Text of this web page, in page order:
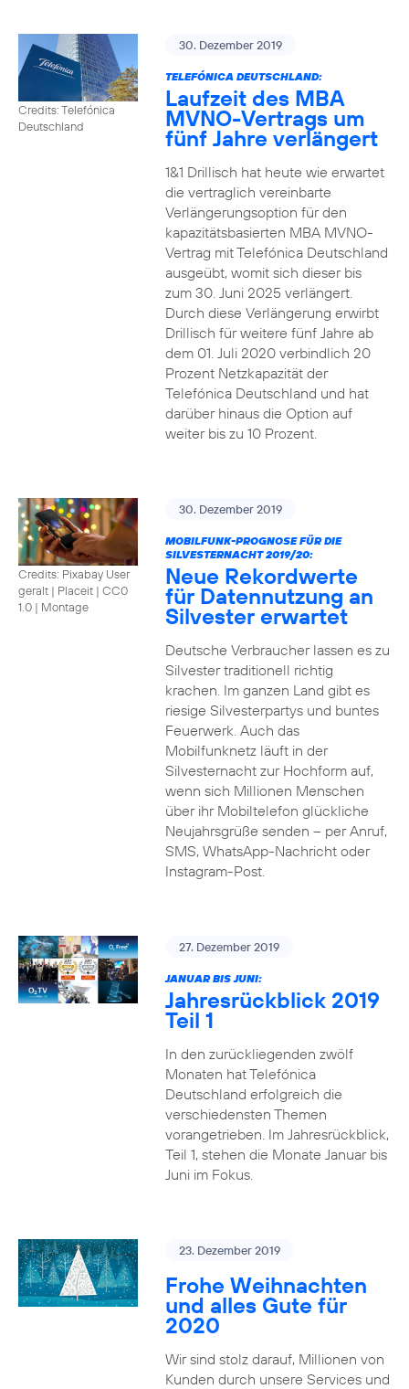
Credits: Telefónica
Deutschland
30. Dezember 2019
TELEFÓNICA DEUTSCHLAND:
Laufzeit des MBA
MVNO-Vertrags um
fünf Jahre verlängert
1&1 Drillisch hat heute wie erwartet
die vertraglich vereinbarte
Verlängerungsoption für den
kapazitätsbasierten MBA MVNO-
Vertrag mit Telefónica Deutschland
ausgeübt, womit sich dieser bis
zum 30. Juni 2025 verlängert.
Durch diese Verlängerung erwirbt
Drillisch für weitere fünf Jahre ab
dem 01. Juli 2020 verbindlich 20
Prozent Netzkapazität der
Telefónica Deutschland und hat
darüber hinaus die Option auf
weiter bis zu 10 Prozent.
Credits: Pixabay User
geralt | Placeit | CC0
1.0 | Montage
30. Dezember 2019
MOBILFUNK-PROGNOSE FÜR DIE
SILVESTERNACHT 2019/20:
Neue Rekordwerte
für Datennutzung an
Silvester erwartet
Deutsche Verbraucher lassen es zu
Silvester traditionell richtig
krachen. Im ganzen Land gibt es
riesige Silvesterpartys und buntes
Feuerwerk. Auch das
Mobilfunknetz läuft in der
Silvesternacht zur Hochform auf,
wenn sich Millionen Menschen
über ihr Mobiltelefon glückliche
Neujahrsgrüße senden – per Anruf,
SMS, WhatsApp-Nachricht oder
Instagram-Post.
27. Dezember 2019
JANUAR BIS JUNI:
Jahresrückblick 2019
Teil 1
In den zurückliegenden zwölf
Monaten hat Telefónica
Deutschland erfolgreich die
verschiedensten Themen
vorangetrieben. Im Jahresrückblick,
Teil 1, stehen die Monate Januar bis
Juni im Fokus.
23. Dezember 2019
Frohe Weihnachten
und alles Gute für
2020
Wir sind stolz darauf, Millionen von
Kunden durch unsere Services und